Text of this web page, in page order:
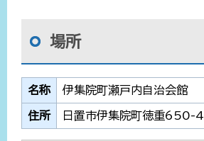
場所
名称 伊集院町瀬戸内自治会館
住所 日置市伊集院町徳重650-4